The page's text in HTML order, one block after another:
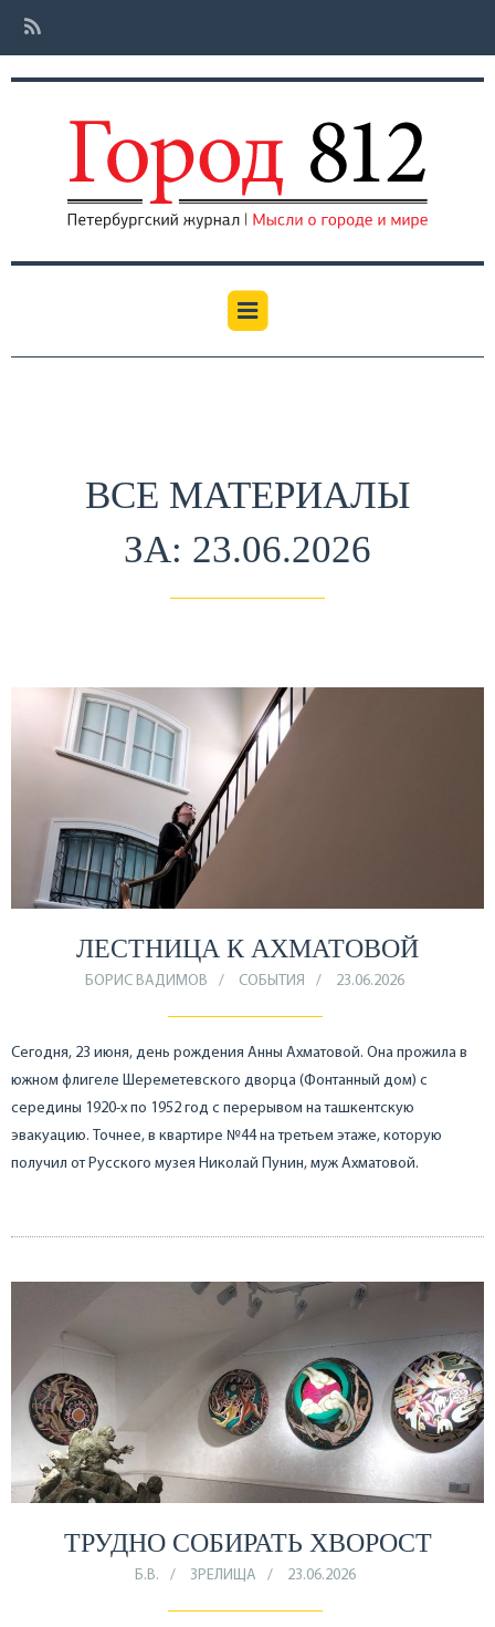
ВСЕ МАТЕРИАЛЫ
ЗА: 23.06.2026
ЛЕСТНИЦА К АХМАТОВОЙ
БОРИС ВАДИМОВ СОБЫТИЯ 23.06.2026
Сегодня, 23 июня, день рождения Анны Ахматовой. Она прожила в
южном флигеле Шереметевского дворца (Фонтанный дом) с
середины 1920-х по 1952 год с перерывом на ташкентскую
эвакуацию. Точнее, в квартире №44 на третьем этаже, которую
получил от Русского музея Николай Пунин, муж Ахматовой.
ТРУДНО СОБИРАТЬ ХВОРОСТ
Б.В. ЗРЕЛИЩА 23.06.2026